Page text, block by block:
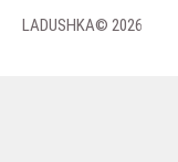
LADUSHKA© 2026